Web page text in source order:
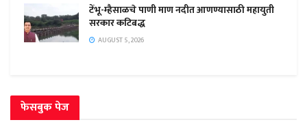
टेंभू-म्हैसाळचे पाणी माण नदीत आणण्यासाठी महायुती
सरकार कटिबद्ध
AUGUST 5, 2026
फेसबुक पेज